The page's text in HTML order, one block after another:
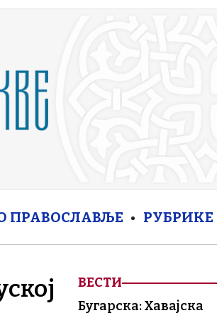
ПРАВОСЛАВЉЕ РУБРИКЕ
ВЕСТИ
Бугарска: Хавајска